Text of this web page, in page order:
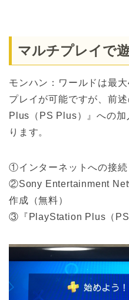
マルチプレイで
モンハン：ワールドは最
プレイが可能ですが、前
Plus（PS Plus）』への加
ります。
①インターネットへの接続
②Sony Entertainment
作成（無料）
③『PlayStation Plus（PS